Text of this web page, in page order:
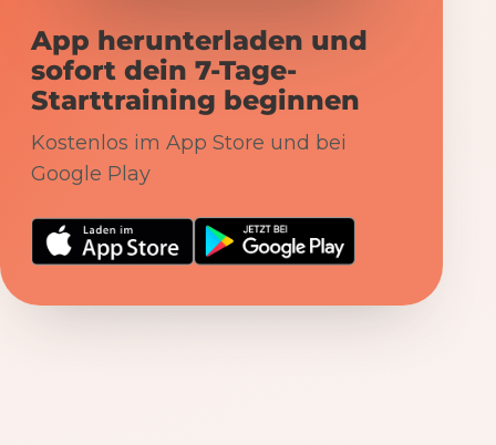
App herunterladen und
sofort dein 7-Tage-
Starttraining beginnen
Kostenlos im App Store und bei
Google Play